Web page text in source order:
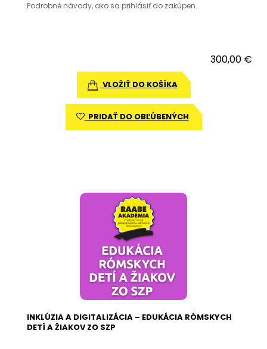
Podrobné návody, ako sa prihlásiť do zakúpen..
300,00 €
VLOŽIŤ DO KOŠÍKA
PRIDAŤ DO OBĽÚBENÝCH
INKLÚZIA A DIGITALIZÁCIA – EDUKÁCIA RÓMSKYCH
DETÍ A ŽIAKOV ZO SZP